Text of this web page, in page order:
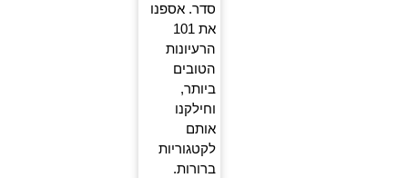
סדר. אספנו
את 101
הרעיונות
הטובים
ביותר,
וחילקנו
אותם
לקטגוריות
ברורות.